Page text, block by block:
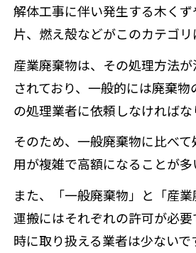
解体工事に伴い発生する木く
片、燃え殻などがこのカテゴリ
産業廃棄物は、その処理方法
されており、一般的には廃棄
の処理業者に依頼しなければな
そのため、一般廃棄物に比べ
用が複雑で高額になることが多
また、「一般廃棄物」と「産業
運搬にはそれぞれの許可が必
時に取り扱える業者は少ないで